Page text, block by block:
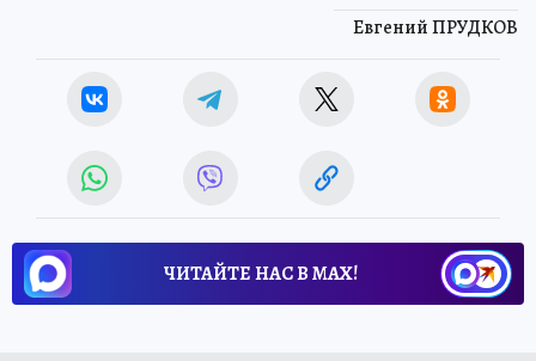
Евгений ПРУДКОВ
ЧИТАЙТЕ НАС В МАХ!